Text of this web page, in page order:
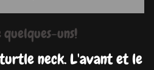
quelques-uns!
neck. L'avant et le